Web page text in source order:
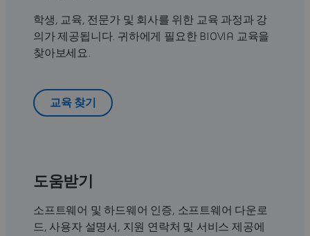
학생, 교육, 전문가 및 회사를 위한 교육 과정과 강
의가 제공됩니다. 귀하에게 필요한 BIOVIA 교육을
찾아보세요.
교육 찾기
도움받기
소프트웨어 및 하드웨어 인증, 소프트웨어 다운로
드, 사용자 설명서, 지원 연락처 및 서비스 제공에